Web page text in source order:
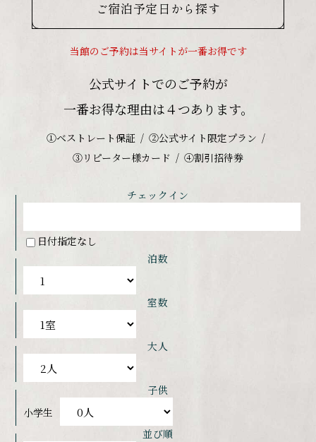
ご宿泊予定日から探す
当館のご予約は当サイトが一番お得です
公式サイトでのご予約が
一番お得な理由は４つあります。
①ベストレート保証
②公式サイト限定プラン
③リピーター様カード
④割引招待券
チェックイン
日付指定なし
泊数
室数
大人
子供
小学生
並び順